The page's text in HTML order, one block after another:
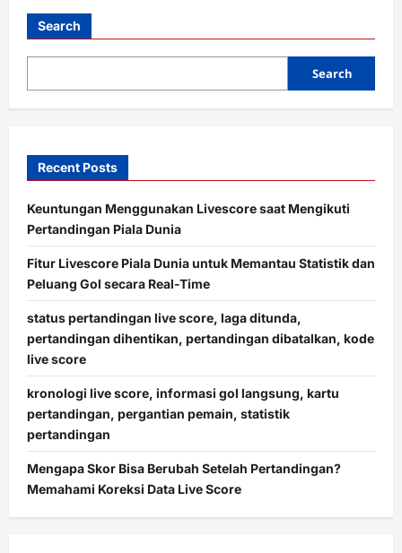
Search
Search
Recent Posts
Keuntungan Menggunakan Livescore saat Mengikuti
Pertandingan Piala Dunia
Fitur Livescore Piala Dunia untuk Memantau Statistik dan
Peluang Gol secara Real-Time
status pertandingan live score, laga ditunda,
pertandingan dihentikan, pertandingan dibatalkan, kode
live score
kronologi live score, informasi gol langsung, kartu
pertandingan, pergantian pemain, statistik
pertandingan
Mengapa Skor Bisa Berubah Setelah Pertandingan?
Memahami Koreksi Data Live Score